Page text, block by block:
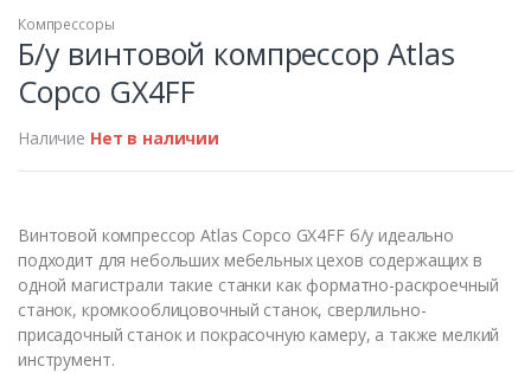
ПРОДАН
Компрессоры
Б/у винтовой компрессор Atlas
Copco GX4FF
Наличие Нет в наличии
Винтовой компрессор Atlas Copco GX4FF б/у идеально
подходит для небольших мебельных цехов содержащих в
одной магистрали такие станки как форматно-раскроечный
станок, кромкооблицовочный станок, сверлильно-
присадочный станок и покрасочную камеру, а также мелкий
инструмент.